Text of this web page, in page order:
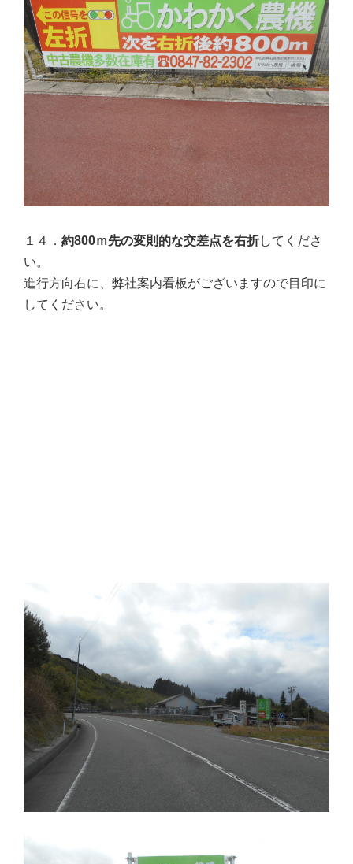
１４． 約800ｍ先の変則的な交差点を右折してくださ
い。
進行方向右に、弊社案内看板がございますので目印に
してください。